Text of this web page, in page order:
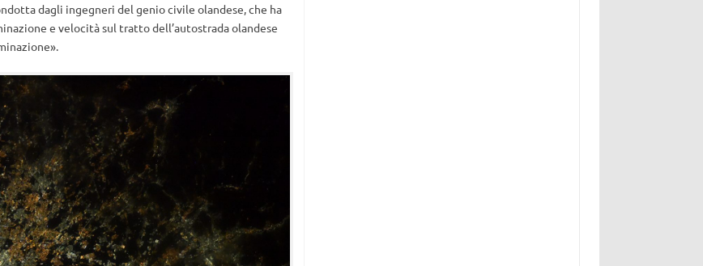
dagli ingegneri del genio civile olandese, che ha
e velocità sul tratto dell’autostrada olandese